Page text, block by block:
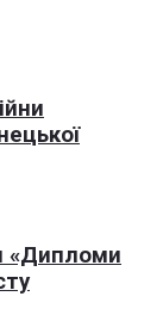
«Дипломи